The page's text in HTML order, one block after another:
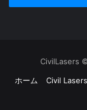
CivilLasers
ホーム
Civil Lasers